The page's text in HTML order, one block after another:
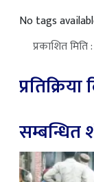
No tags
प्रकाशित
सम्बन्धित